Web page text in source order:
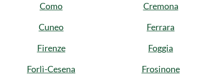
Como
Cremona
Cuneo
Ferrara
Firenze
Foggia
Forlì-Cesena
Frosinone